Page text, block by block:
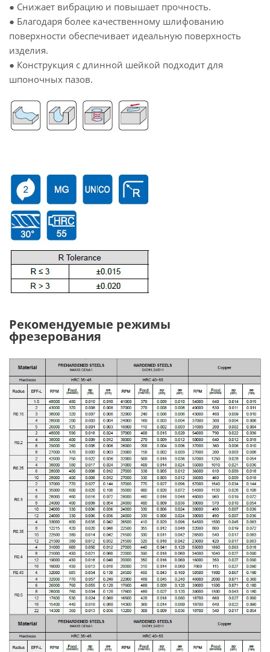
● Снижает вибрацию и повышает прочность.
● Благодаря более качественному шлифованию
поверхности обеспечивает идеальную поверхность
изделия.
● Конструкция с длинной шейкой подходит для
шпоночных пазов.
Рекомендуемые режимы
фрезерования